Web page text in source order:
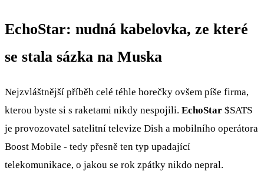
EchoStar: nudná kabelovka, ze které
se stala sázka na Muska
Nejzvláštnější příběh celé téhle horečky ovšem píše firma,
kterou byste si s raketami nikdy nespojili. EchoStar $SATS
je provozovatel satelitní televize Dish a mobilního operátora
Boost Mobile - tedy přesně ten typ upadající
telekomunikace, o jakou se rok zpátky nikdo nepral.